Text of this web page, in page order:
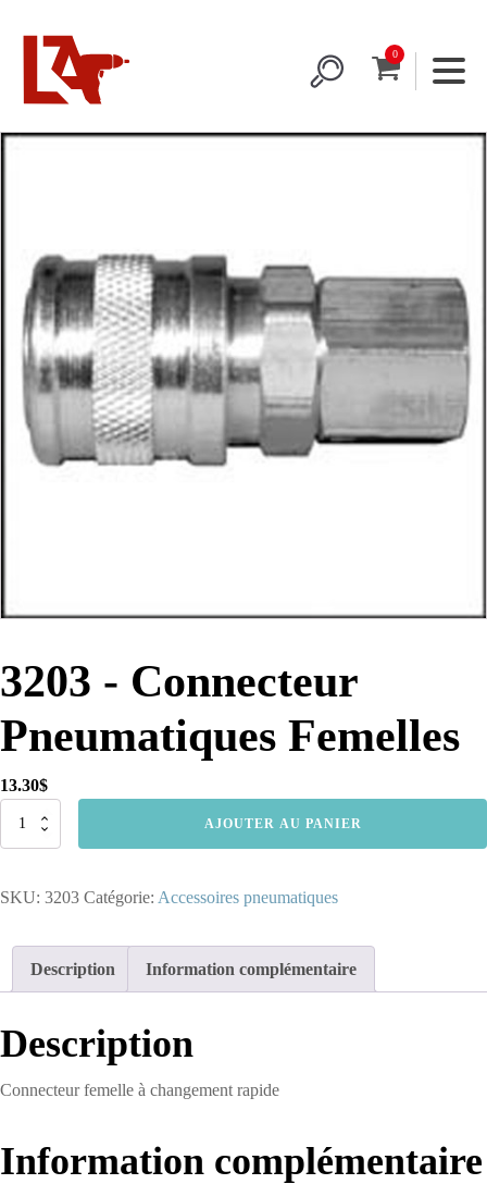
3203 - Connecteur
Pneumatiques Femelles
13.30$
quantité
Connecteur
AJOUTER AU PANIER
SKU: 3203 Catégorie: Accessoires pneumatiques
Description Information complémentaire
Description
Connecteur femelle à changement rapide
Information complémentaire